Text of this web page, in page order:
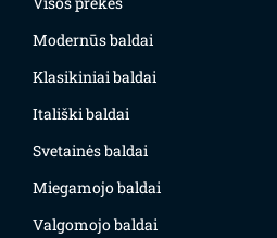
Modernūs baldai
Klasikiniai baldai
Itališki baldai
Svetainės baldai
Miegamojo baldai
Valgomojo baldai